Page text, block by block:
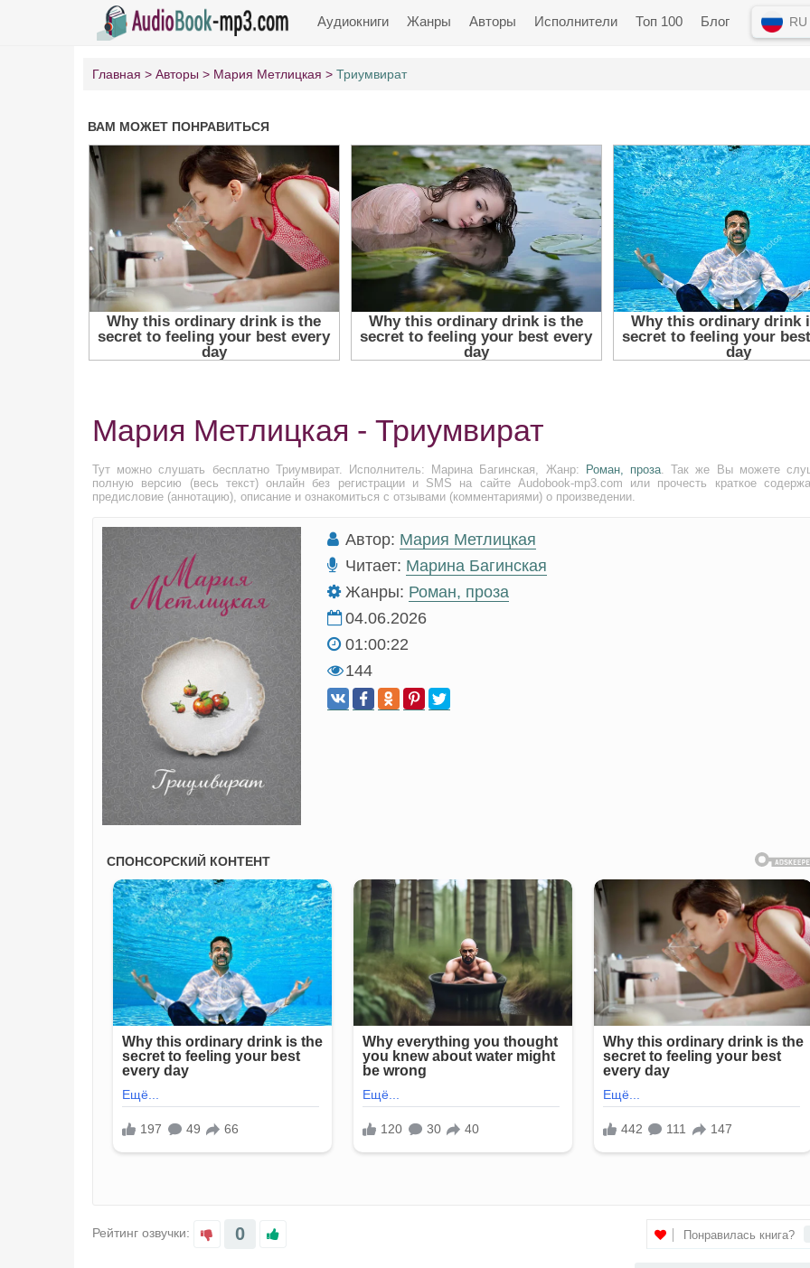
Аудиокниги Жанры Авторы Исполнители Топ 100 Блог RU
Главная Авторы Мария Метлицкая Триумвират
Мария Метлицкая - Триумвират
Тут можно слушать бесплатно Триумвират. Исполнитель: Марина Багинская, Жанр: Роман, проза. Так же Вы можете
полную версию (весь текст) онлайн без регистрации и SMS на сайте Audobook-mp3.com или прочесть краткое
предисловие (аннотацию), описание и ознакомиться с отзывами (комментариями) о произведении.
Автор: Мария Метлицкая
Читает: Марина Багинская
Жанры: Роман, проза
04.06.2026
01:00:22
144
Рейтинг озвучки: 0 Понравилась книга?